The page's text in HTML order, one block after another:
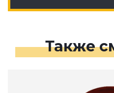
Также